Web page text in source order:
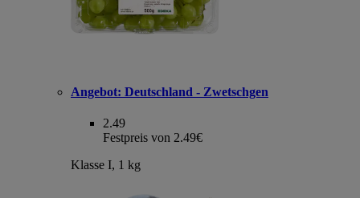
Angebot: Deutschland - Zwetschgen
2.49
Festpreis von 2.49€
Klasse I, 1 kg